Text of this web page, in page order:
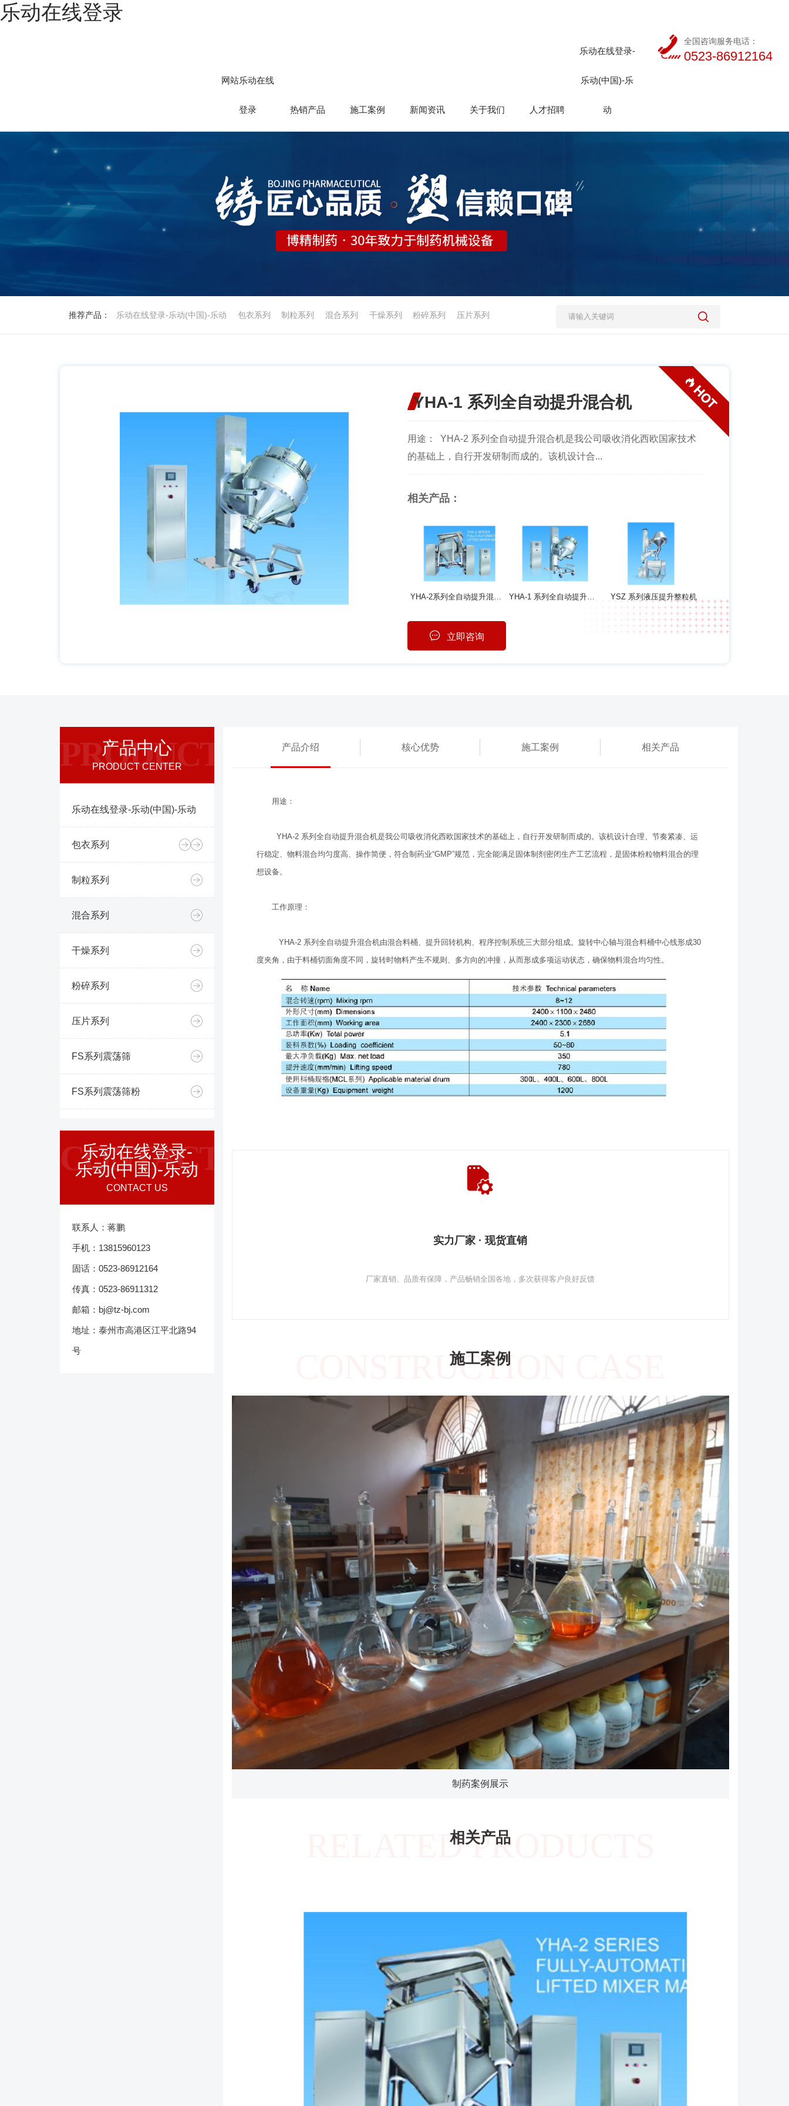
乐动在线登录
网站乐动在线
登录 热销产品 施工案例 新闻资讯 关于我们 人才招聘
乐动在线登录-
乐动(中国)-乐
动
全国咨询服务电话：
0523-86912164
推荐产品： 乐动在线登录-乐动(中国)-乐动 包衣系列 制粒系列 混合系列 干燥系列 粉碎系列 压片系列
YHA-1 系列全自动提升混合机
用途： YHA-2 系列全自动提升混合机是我公司吸收消化西欧国家技术
的基础上，自行开发研制而成的。该机设计合...
相关产品：
YHA-2系列全自动提升混合机 YHA-1 系列全自动提升混合机 YSZ 系列液压提升整粒机
立即咨询
产品中心
PRODUCT CENTER
PRODUCT
乐动在线登录-乐动(中国)-乐动
包衣系列
制粒系列
混合系列
干燥系列
粉碎系列
压片系列
FS系列震荡筛
FS系列震荡筛粉
乐动在线登录-
乐动(中国)-乐动
CONTACT US
CONTACT
联系人：蒋鹏
手机：13815960123
固话：0523-86912164
传真：0523-86911312
邮箱：bj@tz-bj.com
地址：泰州市高港区江平北路94
号
产品介绍 核心优势 施工案例 相关产品
用途：
YHA-2 系列全自动提升混合机是我公司吸收消化西欧国家技术的基础上，自行开发研制而成的。该机设计合理、节奏紧凑、运
行稳定、物料混合均匀度高、操作简便，符合制药业“GMP”规范，完全能满足固体制剂密闭生产工艺流程，是固体粉粒物料混合的理
想设备。
工作原理：
YHA-2 系列全自动提升混合机由混合料桶、提升回转机构、程序控制系统三大部分组成。旋转中心轴与混合料桶中心线形成30
度夹角，由于料桶切面角度不同，旋转时物料产生不规则、多方向的冲撞，从而形成多项运动状态，确保物料混合均匀性。
实力厂家 · 现货直销
厂家直销、品质有保障，产品畅销全国各地，多次获得客户良好反馈
施工案例
CONSTRUCTION CASE
制药案例展示
相关产品
RELATED PRODUCTS